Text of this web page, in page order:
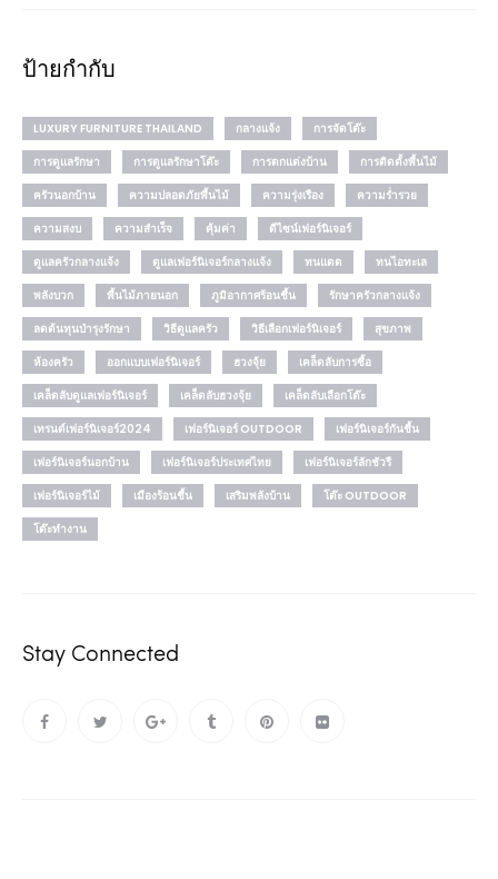
ป้ายกำกับ
LUXURY FURNITURE THAILAND กลางแจ้ง
การจัดโต๊ะ
การดูแลรักษา
การดูแลรักษาโต๊ะ การตกแต่งบ้าน
การติดตั้งพื้นไม้
ครัวนอกบ้าน
ความปลอดภัยพื้นไม้ ความรุ่งเรือง
ความร่ำรวย
ความสงบ
ความสำเร็จ คุ้มค่า
ดีไซน์เฟอร์นิเจอร์
ดูแลครัวกลางแจ้ง
ดูแลเฟอร์นิเจอร์กลางแจ้ง ทนแดด
ทนไอทะเล
พลังบวก
พื้นไม้ภายนอก ภูมิอากาศร้อนชื้น
รักษาครัวกลางแจ้ง
ลดต้นทุนบำรุงรักษา
วิธีดูแลครัว วิธีเลือกเฟอร์นิเจอร์
สุขภาพ
ห้องครัว
ออกแบบเฟอร์นิเจอร์ ฮวงจุ้ย
เคล็ดลับการซื้อ
เคล็ดลับดูแลเฟอร์นิเจอร์
เคล็ดลับฮวงจุ้ย
เคล็ดลับเลือกโต๊ะ
เทรนด์เฟอร์นิเจอร์2024
เฟอร์นิเจอร์ OUTDOOR
เฟอร์นิเจอร์กันชื้น
เฟอร์นิเจอร์นอกบ้าน
เฟอร์นิเจอร์ประเทศไทย
เฟอร์นิเจอร์ลักชัวรี
เฟอร์นิเจอร์ไม้
เมืองร้อนชื้น เสริมพลังบ้าน
โต๊ะ OUTDOOR
โต๊ะทำงาน
Stay Connected